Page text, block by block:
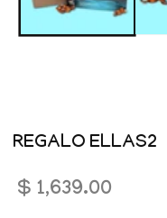
ventana
REGALO ELLAS2
Precio
$ 1,639.00